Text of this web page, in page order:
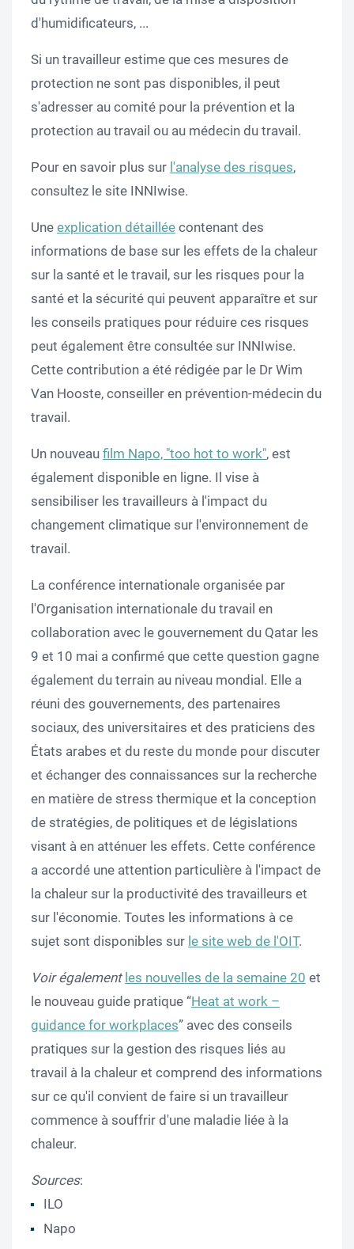
d'humidificateurs, ...
Si un travailleur estime que ces mesures de
protection ne sont pas disponibles, il peut
s'adresser au comité pour la prévention et la
protection au travail ou au médecin du travail.
Pour en savoir plus sur l'analyse des risques,
consultez le site INNIwise.
Une explication détaillée contenant des
informations de base sur les effets de la chaleur
sur la santé et le travail, sur les risques pour la
santé et la sécurité qui peuvent apparaître et sur
les conseils pratiques pour réduire ces risques
peut également être consultée sur INNIwise.
Cette contribution a été rédigée par le Dr Wim
Van Hooste, conseiller en prévention-médecin du
travail.
Un nouveau film Napo, "too hot to work", est
également disponible en ligne. Il vise à
sensibiliser les travailleurs à l'impact du
changement climatique sur l'environnement de
travail.
La conférence internationale organisée par
l'Organisation internationale du travail en
collaboration avec le gouvernement du Qatar les
9 et 10 mai a confirmé que cette question gagne
également du terrain au niveau mondial. Elle a
réuni des gouvernements, des partenaires
sociaux, des universitaires et des praticiens des
États arabes et du reste du monde pour discuter
et échanger des connaissances sur la recherche
en matière de stress thermique et la conception
de stratégies, de politiques et de législations
visant à en atténuer les effets. Cette conférence
a accordé une attention particulière à l'impact de
la chaleur sur la productivité des travailleurs et
sur l'économie. Toutes les informations à ce
sujet sont disponibles sur le site web de l'OIT.
Voir également les nouvelles de la semaine 20 et
le nouveau guide pratique “Heat at work –
guidance for workplaces” avec des conseils
pratiques sur la gestion des risques liés au
travail à la chaleur et comprend des informations
sur ce qu'il convient de faire si un travailleur
commence à souffrir d'une maladie liée à la
chaleur.
Sources:
ILO
Napo